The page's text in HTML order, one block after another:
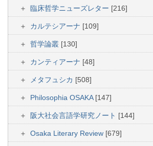
臨床哲学ニューズレター [216]
カルテシアーナ [109]
哲学論叢 [130]
カンティアーナ [48]
メタフュシカ [508]
Philosophia OSAKA [147]
阪大社会言語学研究ノート [144]
Osaka Literary Review [679]